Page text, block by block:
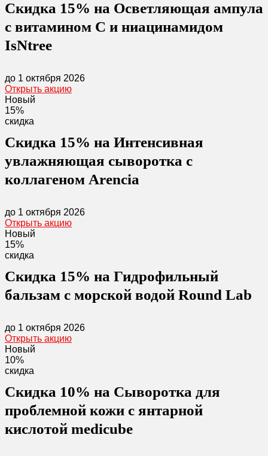
Скидка 15% на Осветляющая ампула
с витамином С и ниацинамидом
IsNtree
до 1 октября 2026
Открыть акцию
Новый
15%
скидка
Скидка 15% на Интенсивная
увлажняющая сыворотка с
коллагеном Arencia
до 1 октября 2026
Открыть акцию
Новый
15%
скидка
Скидка 15% на Гидрофильный
бальзам с морской водой Round Lab
до 1 октября 2026
Открыть акцию
Новый
10%
скидка
Скидка 10% на Сыворотка для
проблемной кожи с янтарной
кислотой medicube